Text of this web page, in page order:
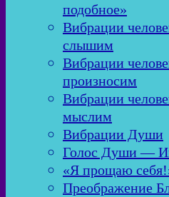
подобное»
Вибрации
слышим
Вибрации
произносим
Вибрации
мыслим
Вибрации Души
Голос Души —
«Я прощаю
Преображение